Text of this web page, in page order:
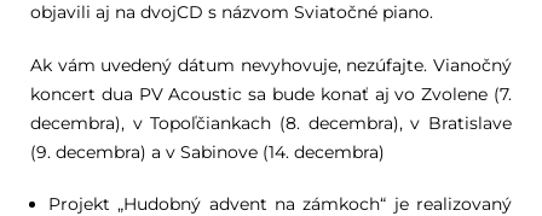
objavili aj na dvojCD s názvom Sviatočné piano.
Ak vám uvedený dátum nevyhovuje, nezúfajte. Vianočný
koncert dua PV Acoustic sa bude konať aj vo Zvolene (7.
decembra), v Topoľčiankach (8. decembra), v Bratislave
(9. decembra) a v Sabinove (14. decembra)
Projekt „Hudobný advent na zámkoch“ je realizovaný